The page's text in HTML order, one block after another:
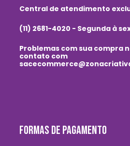
Central de atendimento
(11) 2681-4020 - Segunda à
Problemas com sua compra
contato com
FORMAS DE PAGAMENTO